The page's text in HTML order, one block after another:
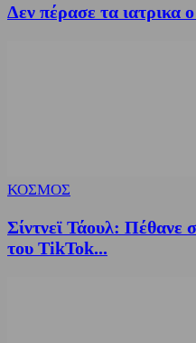
Δεν πέρασε τα ιατρικα
ΚΟΣΜΟΣ
Σίντνεϊ Τάουλ: Πέθανε
του TikTok...